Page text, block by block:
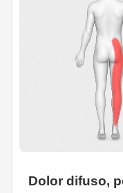
Dolor difuso,